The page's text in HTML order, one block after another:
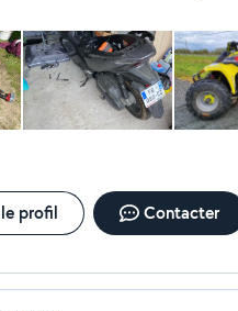
profil Contacter